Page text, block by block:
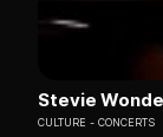
Stevie
CULTURE CONCERTS